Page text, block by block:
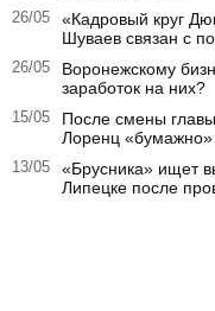
26/05
«Кадровый круг
Шуваев связан с
26/05
Воронежскому
заработок на них?
15/05
После смены
Лоренц «бумажно»
13/05
«Брусника» ищет
Липецке после